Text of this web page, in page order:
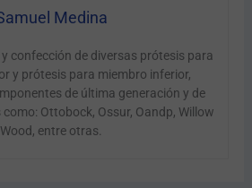
Medina
confección de diversas prótesis para
y prótesis para miembro inferior,
de última generación y de
Ottobock, Ossur, Oandp, Willow
Wood, entre otras.